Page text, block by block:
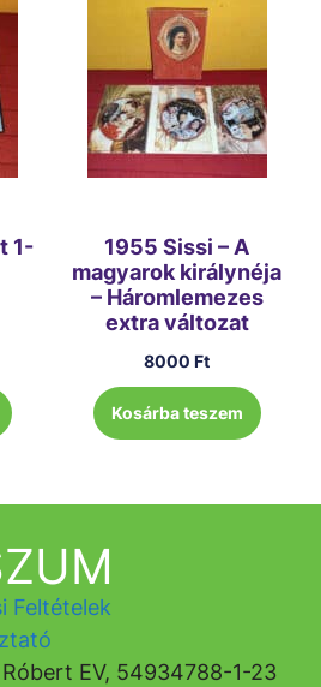
1-
1955 Sissi – A
magyarok királynéja
– Háromlemezes
extra változat
8000Ft
Kosárba teszem
Feltételek
EV, 54934788-1-23